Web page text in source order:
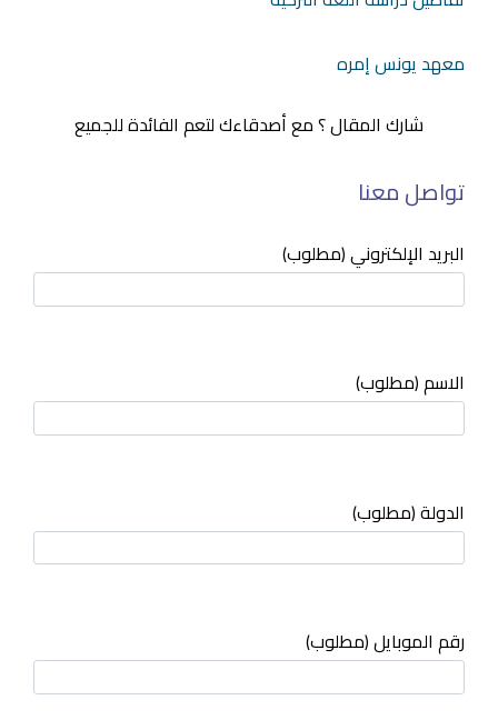
معهد يونس إمره
شارك المقال ؟ مع أصدقاءك لتعم الفائدة للجميع
تواصل معنا
البريد الإلكتروني (مطلوب)
الاسم (مطلوب)
الدولة (مطلوب)
رقم الموبايل (مطلوب)